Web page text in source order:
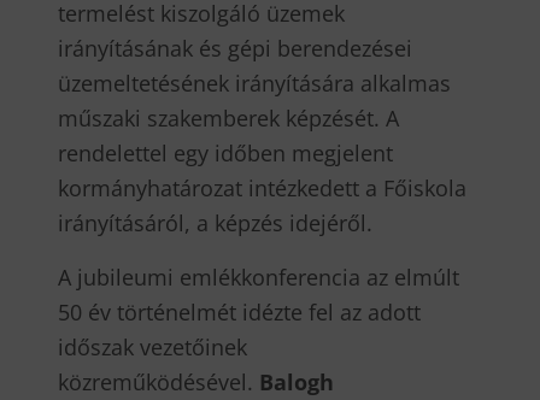
termelést kiszolgáló üzemek
irányításának és gépi berendezései
üzemeltetésének irányítására alkalmas
műszaki szakemberek képzését. A
rendelettel egy időben megjelent
kormányhatározat intézkedett a Főiskola
irányításáról, a képzés idejéről.
A jubileumi emlékkonferencia az elmúlt
50 év történelmét idézte fel az adott
időszak vezetőinek
közreműködésével. Balogh